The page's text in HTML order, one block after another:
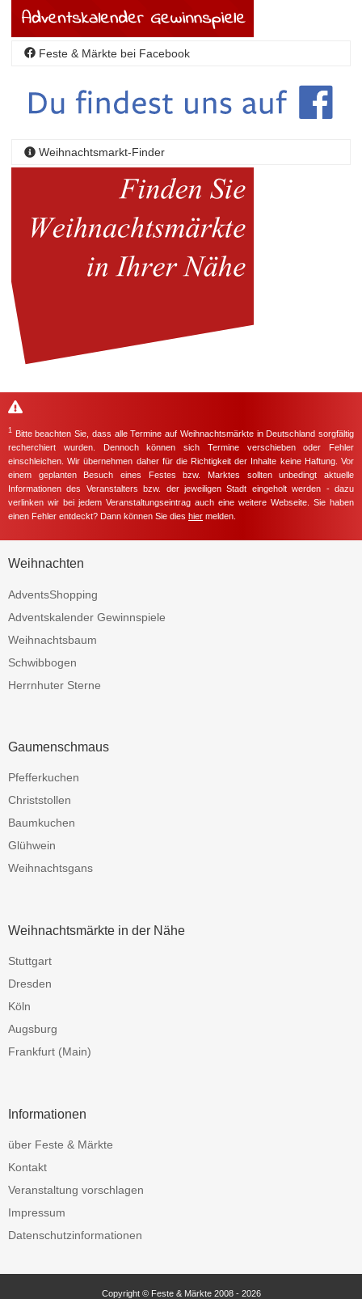
Feste & Märkte bei Facebook
Weihnachtsmarkt-Finder
1 Bitte beachten Sie, dass alle Termine auf Weihnachtsmärkte in Deutschland sorgfältig
recherchiert wurden. Dennoch können sich Termine verschieben oder Fehler
einschleichen. Wir übernehmen daher für die Richtigkeit der Inhalte keine Haftung. Vor
einem geplanten Besuch eines Festes bzw. Marktes sollten unbedingt aktuelle
Informationen des Veranstalters bzw. der jeweiligen Stadt eingeholt werden - dazu
verlinken wir bei jedem Veranstaltungseintrag auch eine weitere Webseite. Sie haben
einen Fehler entdeckt? Dann können Sie dies hier melden.
Weihnachten
AdventsShopping
Adventskalender Gewinnspiele
Weihnachtsbaum
Schwibbogen
Herrnhuter Sterne
Gaumenschmaus
Pfefferkuchen
Christstollen
Baumkuchen
Glühwein
Weihnachtsgans
Weihnachtsmärkte in der Nähe
Stuttgart
Dresden
Köln
Augsburg
Frankfurt (Main)
Informationen
über Feste & Märkte
Kontakt
Veranstaltung vorschlagen
Impressum
Datenschutzinformationen
Copyright © Feste & Märkte 2008 - 2026